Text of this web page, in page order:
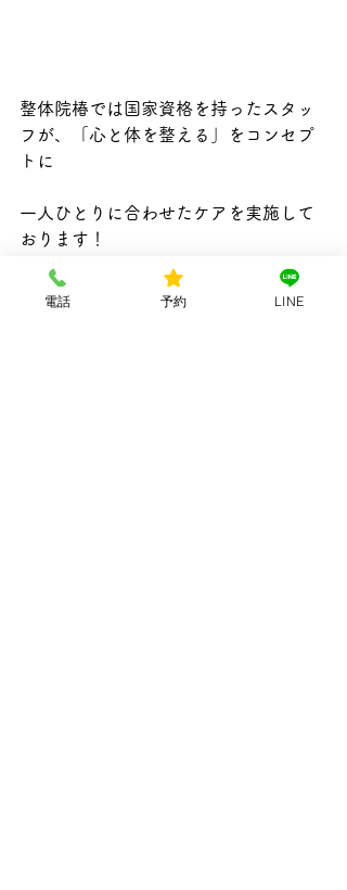
整体院椿では国家資格を持ったスタッ
フが、「心と体を整える」をコンセプ
トに
一人ひとりに合わせたケアを実施して
おります！
お気軽にご相談ください。
電話 予約 LINE